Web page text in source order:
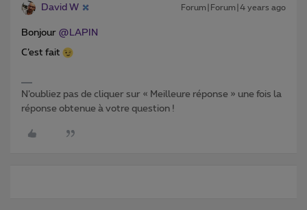
David W Forum|Forum|4 years ago
Bonjour @LAPIN
C’est fait
N’oubliez pas de cliquer sur « Meilleure réponse » une fois la
réponse obtenue à votre question !